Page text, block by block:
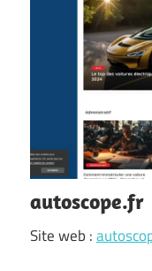
autoscope.fr
Site web :